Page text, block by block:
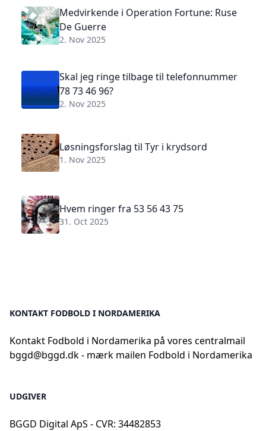
Medvirkende i Operation Fortune: Ruse
De Guerre
2. Nov 2025
Skal jeg ringe tilbage til telefonnummer
78 73 46 96?
2. Nov 2025
Løsningsforslag til Tyr i krydsord
1. Nov 2025
Hvem ringer fra 53 56 43 75
31. Oct 2025
KONTAKT FODBOLD I NORDAMERIKA
Kontakt Fodbold i Nordamerika på vores centralmail
bggd@bggd.dk- mærk mailen Fodbold i Nordamerika
UDGIVER
BGGD Digital ApS - CVR: 34482853